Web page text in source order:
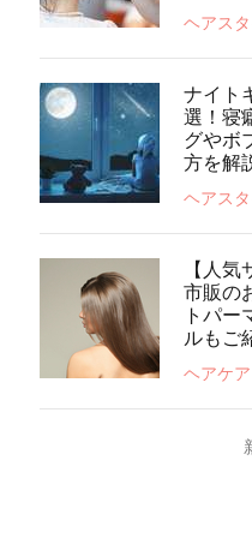
ヘアス
ナイト
選！寝
グやボ
方を解
ヘアス
【人気
市販の
トパー
ルもご
ヘアケア